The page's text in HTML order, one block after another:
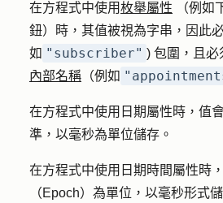
在方程式中使用枚舉屬性 （例如
鈕）時，其值被視為字串，因此
如 "subscriber" ) 包圍，且必
內部名稱 （例如
在方程式中使用日期屬性時，值
準，以毫秒為單位儲存。
在方程式中使用日期時間屬性時
（Epoch）為單位，以毫秒形式